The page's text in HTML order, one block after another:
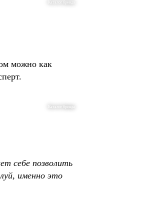
Каталог бренда
можно как
Каталог бренда
себе позволить
именно это